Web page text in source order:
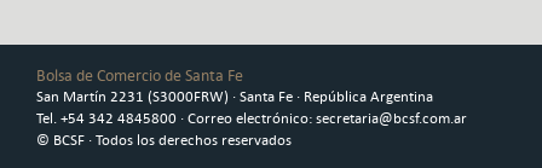
Bolsa de Comercio de Santa Fe
San Martín 2231 (S3000FRW) · Santa Fe · República Argentina
Tel. +54 342 4845800 · Correo electrónico: secretaria@bcsf.com.ar
© BCSF · Todos los derechos reservados